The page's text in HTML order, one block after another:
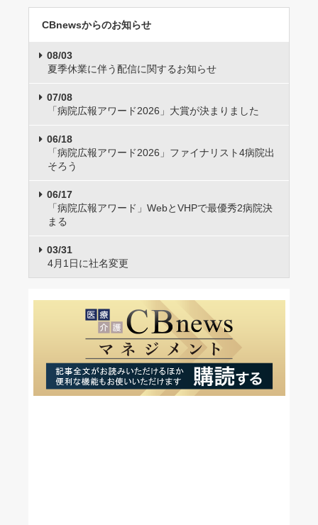
CBnewsからのお知らせ
08/03
夏季休業に伴う配信に関するお知らせ
07/08
「病院広報アワード2026」大賞が決まりました
06/18
「病院広報アワード2026」ファイナリスト4病院出
そろう
06/17
「病院広報アワード」WebとVHPで最優秀2病院決
まる
03/31
4月1日に社名変更